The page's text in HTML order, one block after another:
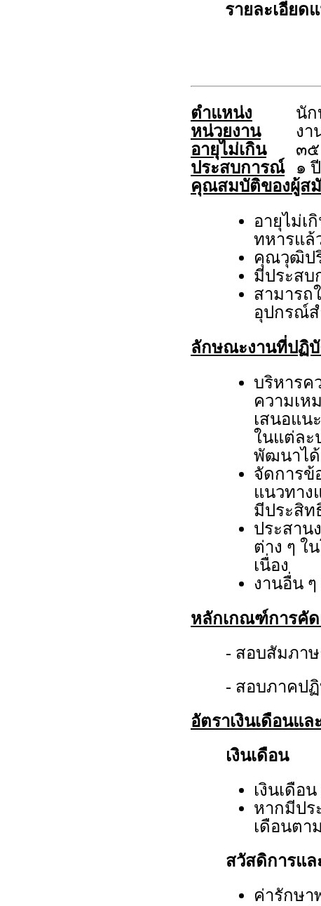
รายละเอียด
ตำแหน่ง
นัก
หน่วยงาน
งา
อายุไม่เกิน
๓๕
ประสบการณ์
๑
คุณสมบัติของผู้ส
อายุไม่เ
ทหารแล้
คุณวุฒิป
มีประสบ
สามารถ
อุปกรณ์ส
ลักษณะงานที่ปฏิ
บริหารค
ความเห
เสนอแน
ในแต่ละ
พัฒนาได้
จัดการข้
แนวทาง
มีประสิท
ประสาน
ต่าง ๆ ใ
เนื่อง
งานอื่น
หลักเกณฑ์การคัด
- สอบสัมภา
- สอบภาคป
อัตราเงินเดือนแ
เงินเดือน
เงินเดือ
หากมีปร
เดือนต
สวัสดิการแ
ค่ารักษา